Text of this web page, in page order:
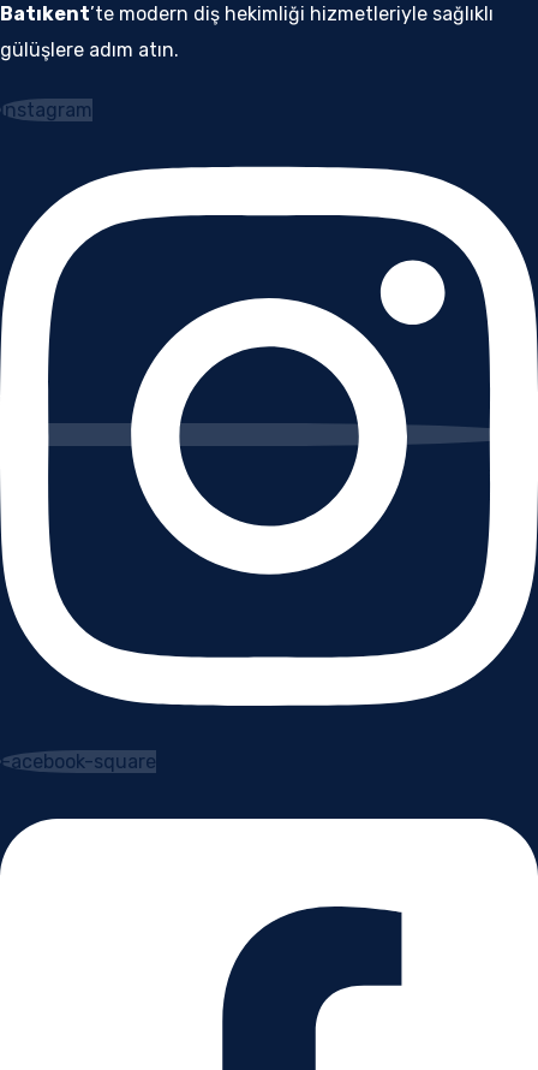
Batıkent’te modern diş hekimliği hizmetleriyle sağlıklı
gülüşlere adım atın.
Instagram
Facebook-square